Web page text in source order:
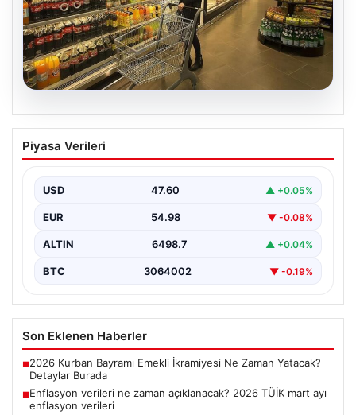
05.08.2026
Enflasyon verileri ne zaman
açıklanacak? 2026 TÜİK mart ayı
Piyasa Verileri
USD 47.60 ▲ +0.05%
EUR 54.98 ▼ -0.08%
ALTIN 6498.7 ▲ +0.04%
BTC 3064002 ▼ -0.19%
Son Eklenen Haberler
■2026 Kurban Bayramı Emekli İkramiyesi Ne Zaman Yatacak?
Detaylar Burada
■Enflasyon verileri ne zaman açıklanacak? 2026 TÜİK mart ayı
enflasyon verileri